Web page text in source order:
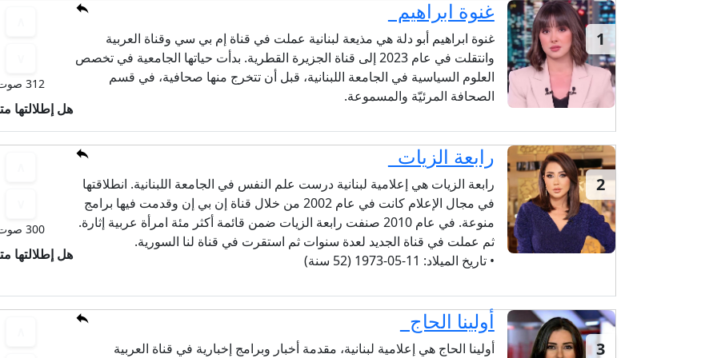
1
غنوة ابراهيم
غنوة ابراهيم أبو دلة هي مذيعة لبنانية عملت في قناة إم بي سي وقناة العربية
وانتقلت في عام 2023 إلى قناة الجزيرة القطرية. بدأت حياتها الجامعية في تخصص
العلوم السياسية في الجامعة اللبنانية، قبل أن تتخرج منها صحافية، في قسم
الصحافة المرئيّة والمسموعة.
312 صوت
هل إطلالتها
2
رابعة الزيات
رابعة الزيات هي إعلامية لبنانية درست علم النفس في الجامعة اللبنانية. انطلاقتها
في مجال الإعلام كانت في عام 2002 من خلال قناة إن بي إن وقدمت فيها برامج
منوعة. في عام 2010 صنفت رابعة الزيات ضمن قائمة أكثر مئة امرأة عربية إثارة.
ثم عملت في قناة الجديد لعدة سنوات ثم استقرت في قناة لنا السورية.
• تاريخ الميلاد: 11-05-1973 (52 سنة)
300 صوت
هل إطلالتها
3
أولينا الحاج
أولينا الحاج هي إعلامية لبنانية، مقدمة أخبار وبرامج إخبارية في قناة العربية